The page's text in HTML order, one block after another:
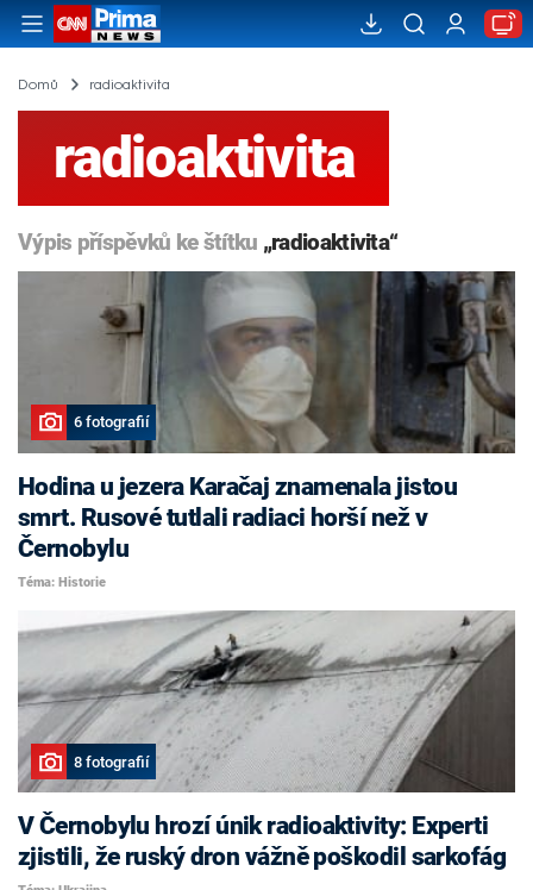
Domů radioaktivita
radioaktivita
Výpis příspěvků ke štítku „radioaktivita“
6 fotografií
Hodina u jezera Karačaj znamenala jistou
smrt. Rusové tutlali radiaci horší než v
Černobylu
Téma: Historie
8 fotografií
V Černobylu hrozí únik radioaktivity: Experti
zjistili, že ruský dron vážně poškodil sarkofág